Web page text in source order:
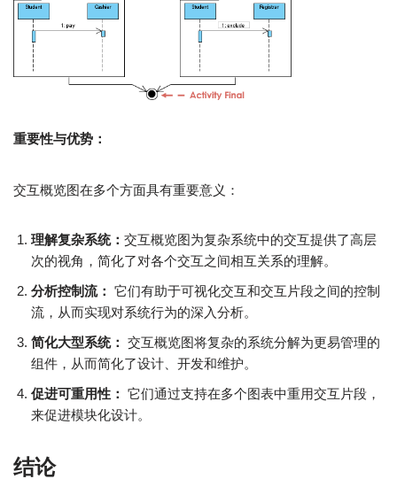
重要性与优势：
交互概览图在多个方面具有重要意义：
理解复杂系统： 交互概览图为复杂系统中的交互提供了高层
次的视角，简化了对各个交互之间相互关系的理解。
分析控制流： 它们有助于可视化交互和交互片段之间的控制
流，从而实现对系统行为的深入分析。
简化大型系统： 交互概览图将复杂的系统分解为更易管理的
组件，从而简化了设计、开发和维护。
促进可重用性： 它们通过支持在多个图表中重用交互片段，
来促进模块化设计。
结论